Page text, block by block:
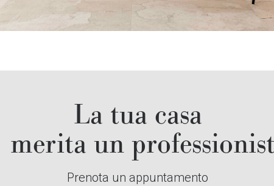
La tua casa
merita un
Prenota un appuntamento